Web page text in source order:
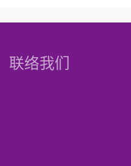
联络我们